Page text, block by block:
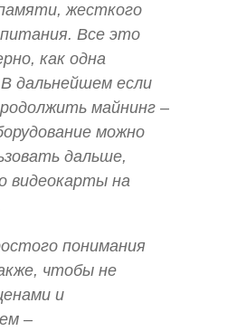
жесткого
питания. Все это
как одна
дальнейшем если
майнинг –
можно
дальше,
видеокарты на
понимания
чтобы не
и
–